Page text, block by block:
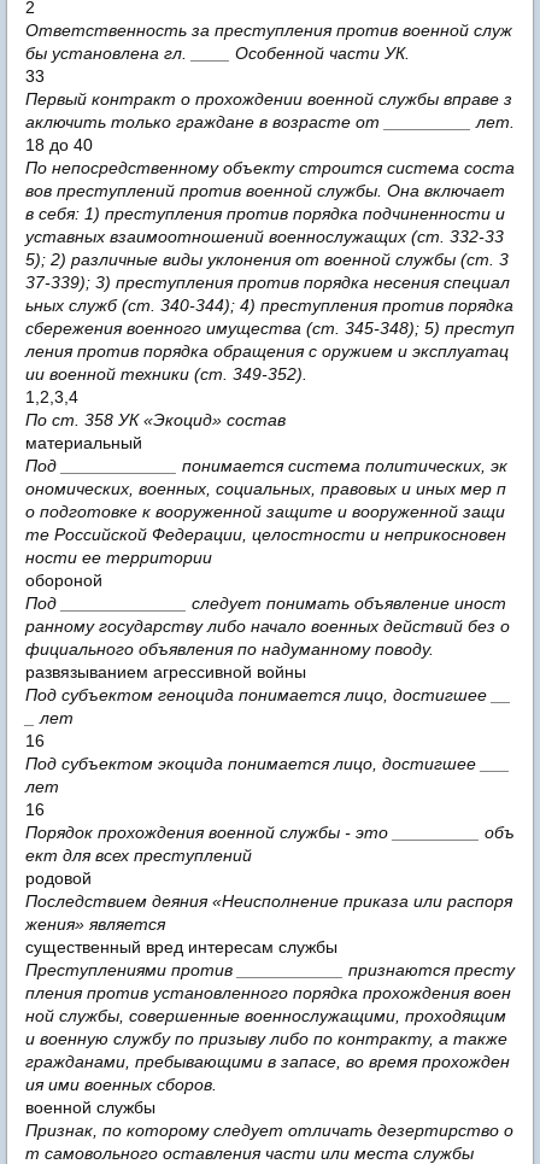
2
Ответственность за преступления против военной служ
бы установлена гл. ____ Особенной части УК.
33
Первый контракт о прохождении военной службы вправе з
аключить только граждане в возрасте от _________ лет.
18 до 40
По непосредственному объекту строится система соста
вов преступлений против военной службы. Она включает
в себя: 1) преступления против порядка подчиненности и
уставных взаимоотношений военнослужащих (ст. 332-33
5); 2) различные виды уклонения от военной службы (ст. 3
37-339); 3) преступления против порядка несения специал
ьных служб (ст. 340-344); 4) преступления против порядка
сбережения военного имущества (ст. 345-348); 5) преступ
ления против порядка обращения с оружием и эксплуатац
ии военной техники (ст. 349-352).
1,2,3,4
По ст. 358 УК «Экоцид» состав
материальный
Под ____________ понимается система политических, эк
ономических, военных, социальных, правовых и иных мер п
о подготовке к вооруженной защите и вооруженной защи
те Российской Федерации, целостности и неприкосновен
ности ее территории
обороной
Под _____________ следует понимать объявление иност
ранному государству либо начало военных действий без о
фициального объявления по надуманному поводу.
развязыванием агрессивной войны
Под субъектом геноцида понимается лицо, достигшее __
_ лет
16
Под субъектом экоцида понимается лицо, достигшее ___
лет
16
Порядок прохождения военной службы - это _________ объ
ект для всех преступлений
родовой
Последствием деяния «Неисполнение приказа или распоря
жения» является
существенный вред интересам службы
Преступлениями против ___________ признаются престу
пления против установленного порядка прохождения воен
ной службы, совершенные военнослужащими, проходящим
и военную службу по призыву либо по контракту, а также
гражданами, пребывающими в запасе, во время прохожден
ия ими военных сборов.
военной службы
Признак, по которому следует отличать дезертирство о
т самовольного оставления части или места службы